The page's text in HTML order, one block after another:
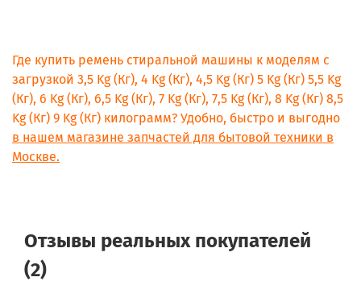
Где купить ремень стиральной машины к моделям с
загрузкой 3,5 Kg (Кг), 4 Kg (Кг), 4,5 Kg (Кг) 5 Kg (Кг) 5,5 Kg
(Кг), 6 Kg (Кг), 6,5 Kg (Кг), 7 Kg (Кг), 7,5 Kg (Кг), 8 Kg (Кг) 8,5
Kg (Кг) 9 Kg (Кг) килограмм? Удобно, быстро и выгодно
в нашем магазине запчастей для бытовой техники в
Москве.
Отзывы реальных покупателей
(2)